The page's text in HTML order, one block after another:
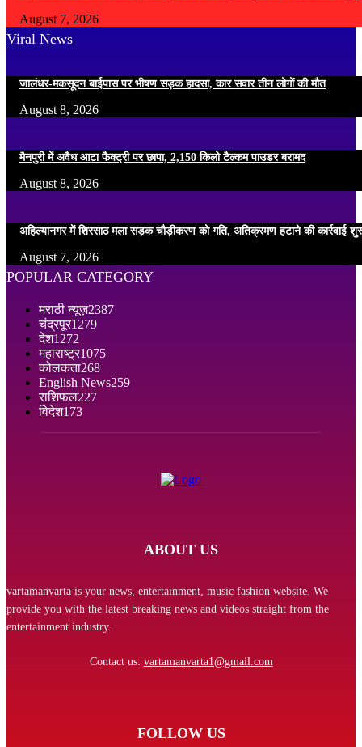
August 7, 2026
Viral News
जालंधर-मकसूदन बाईपास पर भीषण सड़क हादसा, कार सवार तीन लोगों की मौत
August 8, 2026
मैनपुरी में अवैध आटा फैक्ट्री पर छापा, 2,150 किलो टैल्कम पाउडर बरामद
August 8, 2026
अहिल्यानगर में शिरसाठ मला सड़क चौड़ीकरण को गति, अतिक्रमण हटाने की कार्रवाई
August 7, 2026
POPULAR CATEGORY
मराठी न्यूज़2387
चंद्रपूर1279
देश1272
महाराष्ट्र1075
कोलकता268
English News259
राशिफल227
विदेश173
ABOUT US
vartamanvarta is your news, entertainment, music fashion website. We
provide you with the latest breaking news and videos straight from the
entertainment industry.
Contact us: vartamanvarta1@gmail.com
FOLLOW US